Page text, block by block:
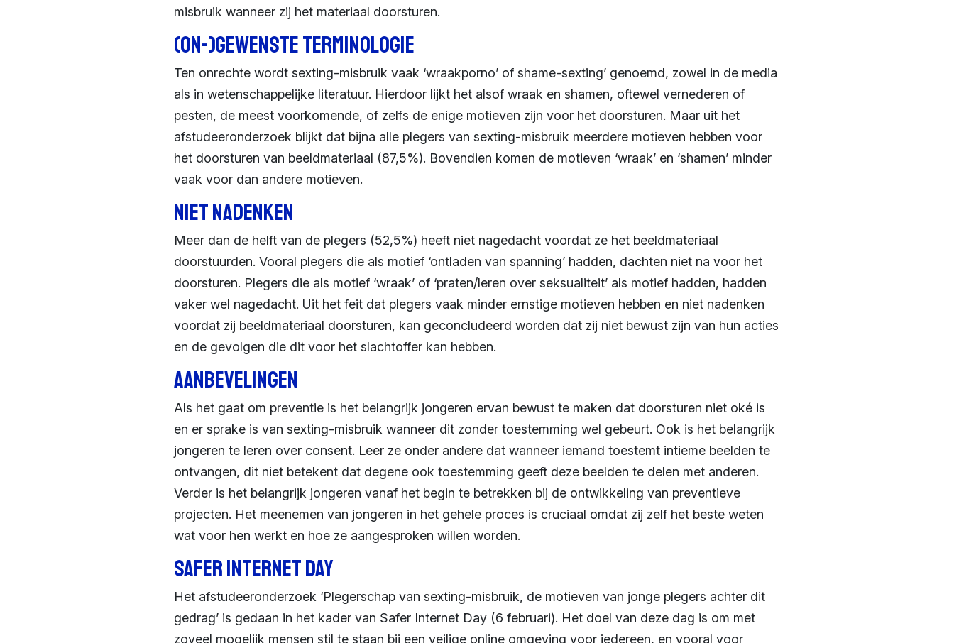
misbruik wanneer zij het materiaal doorsturen.
(On-)gewenste terminologie
Ten onrechte wordt sexting-misbruik vaak ‘wraakporno’ of shame-sexting’ genoemd, zowel in de media
als in wetenschappelijke literatuur. Hierdoor lijkt het alsof wraak en shamen, oftewel vernederen of
pesten, de meest voorkomende, of zelfs de enige motieven zijn voor het doorsturen. Maar uit het
afstudeeronderzoek blijkt dat bijna alle plegers van sexting-misbruik meerdere motieven hebben voor
het doorsturen van beeldmateriaal (87,5%). Bovendien komen de motieven ‘wraak’ en ‘shamen’ minder
vaak voor dan andere motieven.
Niet nadenken
Meer dan de helft van de plegers (52,5%) heeft niet nagedacht voordat ze het beeldmateriaal
doorstuurden. Vooral plegers die als motief ‘ontladen van spanning’ hadden, dachten niet na voor het
doorsturen. Plegers die als motief ‘wraak’ of ‘praten/leren over seksualiteit’ als motief hadden, hadden
vaker wel nagedacht. Uit het feit dat plegers vaak minder ernstige motieven hebben en niet nadenken
voordat zij beeldmateriaal doorsturen, kan geconcludeerd worden dat zij niet bewust zijn van hun acties
en de gevolgen die dit voor het slachtoffer kan hebben.
Aanbevelingen
Als het gaat om preventie is het belangrijk jongeren ervan bewust te maken dat doorsturen niet oké is
en er sprake is van sexting-misbruik wanneer dit zonder toestemming wel gebeurt. Ook is het belangrijk
jongeren te leren over consent. Leer ze onder andere dat wanneer iemand toestemt intieme beelden te
ontvangen, dit niet betekent dat degene ook toestemming geeft deze beelden te delen met anderen.
Verder is het belangrijk jongeren vanaf het begin te betrekken bij de ontwikkeling van preventieve
projecten. Het meenemen van jongeren in het gehele proces is cruciaal omdat zij zelf het beste weten
wat voor hen werkt en hoe ze aangesproken willen worden.
Safer Internet Day
Het afstudeeronderzoek ‘Plegerschap van sexting-misbruik, de motieven van jonge plegers achter dit
gedrag’ is gedaan in het kader van Safer Internet Day (6 februari). Het doel van deze dag is om met
zoveel mogelijk mensen stil te staan bij een veilige online omgeving voor iedereen, en vooral voor